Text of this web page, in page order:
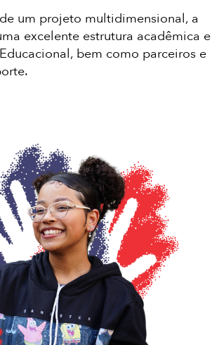
um projeto multidimensional, a
excelente estrutura acadêmica e
bem como parceiros e